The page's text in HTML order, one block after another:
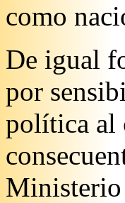
como
De igual
por
política al
Ministerio